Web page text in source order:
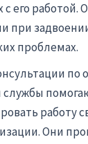
с его работой.
при
проблемах.
по
службы
работу
Они